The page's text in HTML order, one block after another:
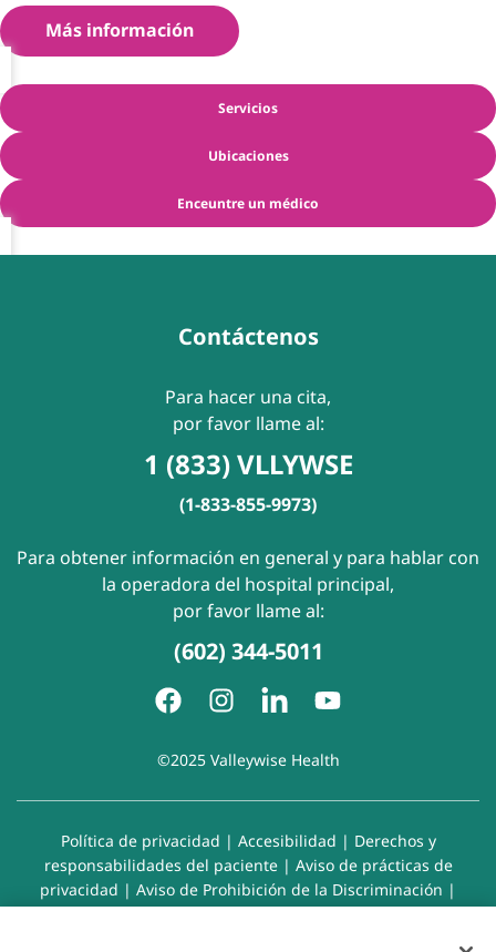
Más información
Servicios
Ubicaciones
Enceuntre un médico
Contáctenos
Para hacer una cita,
por favor llame al:
1 (833) VLLYWSE
(1-833-855-9973)
Para obtener información en general y para hablar con
la operadora del hospital principal,
por favor llame al:
(602) 344-5011
©2025 Valleywise Health
Política de privacidad | Accesibilidad | Derechos y
responsabilidades del paciente| Aviso de prácticas de
privacidad | Aviso de Prohibición de la Discriminación |
Exención de responsabilidad con respecto a sitios web